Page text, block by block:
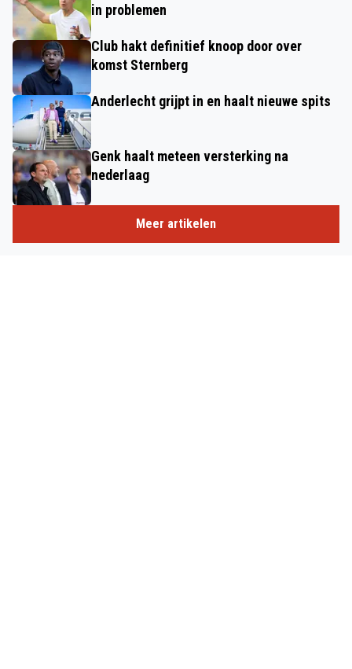
in problemen
Club hakt definitief knoop door over
komst Sternberg
Anderlecht grijpt in en haalt nieuwe spits
Genk haalt meteen versterking na
nederlaag
Meer artikelen